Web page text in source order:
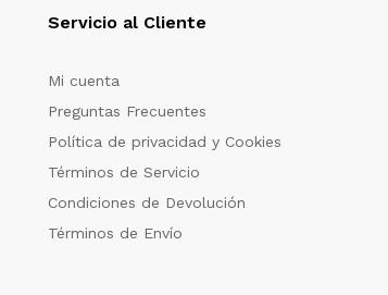
Servicio al Cliente
Mi cuenta
Preguntas Frecuentes
Política de privacidad y Cookies
Términos de Servicio
Condiciones de Devolución
Términos de Envío